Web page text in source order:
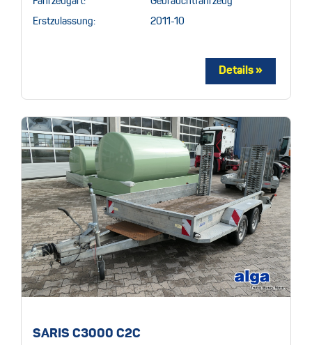
Erstzulassung: 2011-10
SARIS C3000 C2C